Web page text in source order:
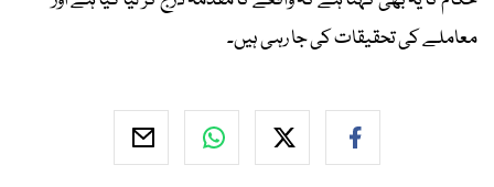
معاملے کی تحقیقات کی جا رہی ہیں۔